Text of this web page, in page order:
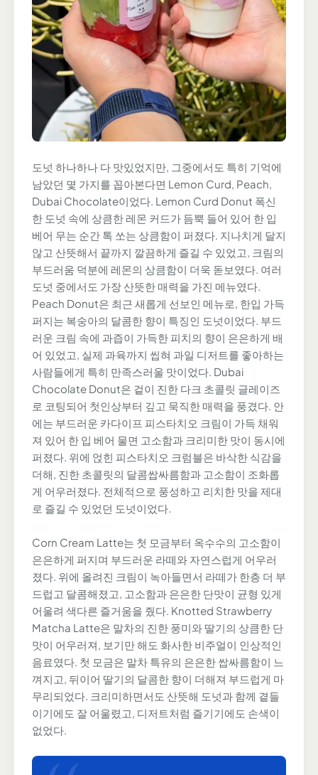
도넛 하나하나 다 맛있었지만, 그중에서도 특히 기억에
남았던 몇 가지를 꼽아본다면 Lemon Curd, Peach,
Dubai Chocolate이었다. Lemon Curd Donut 폭신
한 도넛 속에 상큼한 레몬 커드가 듬뿍 들어 있어 한 입
베어 무는 순간 톡 쏘는 상큼함이 퍼졌다. 지나치게 달지
않고 산뜻해서 끝까지 깔끔하게 즐길 수 있었고, 크림의
부드러움 덕분에 레몬의 상큼함이 더욱 돋보였다. 여러
도넛 중에서도 가장 산뜻한 매력을 가진 메뉴였다.
Peach Donut은 최근 새롭게 선보인 메뉴로, 한입 가득
퍼지는 복숭아의 달콤한 향이 특징인 도넛이었다. 부드
러운 크림 속에 과즙이 가득한 피치의 향이 은은하게 배
어 있었고, 실제 과육까지 씹혀 과일 디저트를 좋아하는
사람들에게 특히 만족스러울 맛이었다. Dubai
Chocolate Donut은 겉이 진한 다크 초콜릿 글레이즈
로 코팅되어 첫인상부터 깊고 묵직한 매력을 풍겼다. 안
에는 부드러운 카다이프 피스타치오 크림이 가득 채워
져 있어 한 입 베어 물면 고소함과 크리미한 맛이 동시에
퍼졌다. 위에 얹힌 피스타치오 크럼블은 바삭한 식감을
더해, 진한 초콜릿의 달콤쌉싸름함과 고소함이 조화롭
게 어우러졌다. 전체적으로 풍성하고 리치한 맛을 제대
로 즐길 수 있었던 도넛이었다.
Corn Cream Latte는 첫 모금부터 옥수수의 고소함이
은은하게 퍼지며 부드러운 라떼와 자연스럽게 어우러
졌다. 위에 올려진 크림이 녹아들면서 라떼가 한층 더 부
드럽고 달콤해졌고, 고소함과 은은한 단맛이 균형 있게
어울려 색다른 즐거움을 줬다. Knotted Strawberry
Matcha Latte은 말차의 진한 풍미와 딸기의 상큼한 단
맛이 어우러져, 보기만 해도 화사한 비주얼이 인상적인
음료였다. 첫 모금은 말차 특유의 은은한 쌉싸름함이 느
껴지고, 뒤이어 딸기의 달콤한 향이 더해져 부드럽게 마
무리되었다. 크리미하면서도 산뜻해 도넛과 함께 곁들
이기에도 잘 어울렸고, 디저트처럼 즐기기에도 손색이
없었다.